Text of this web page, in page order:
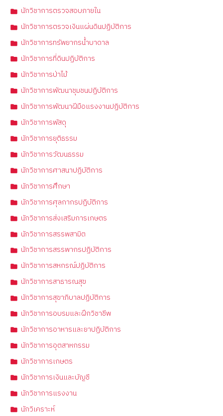
นักวิชาการตรวจสอบภายใน
นักวิชาการตรวจเงินแผ่นดินปฏิบัติการ
นักวิชาการทรัพยากรน้ำบาดาล
นักวิชาการที่ดินปฏิบัติการ
นักวิชาการป่าไม้
นักวิชาการพัฒนาชุมชนปฏิบัติการ
นักวิชาการพัฒนาฝีมือแรงงานปฏิบัติการ
นักวิชาการพัสดุ
นักวิชาการยุติธรรม
นักวิชาการวัฒนธรรม
นักวิชาการศาสนาปฏิบัติการ
นักวิชาการศึกษา
นักวิชาการศุลกากรปฏิบัติการ
นักวิชาการส่งเสริมการเกษตร
นักวิชาการสรรพสามิต
นักวิชาการสรรพากรปฏิบัติการ
นักวิชาการสหกรณ์ปฏิบัติการ
นักวิชาการสาธารณสุข
นักวิชาการสุขาภิบาลปฏิบัติการ
นักวิชาการอบรมและฝึกวิชาชีพ
นักวิชาการอาหารและยาปฏิบัติการ
นักวิชาการอุตสาหกรรม
นักวิชาการเกษตร
นักวิชาการเงินและบัญชี
นักวิชาการแรงงาน
นักวิเคราะห์